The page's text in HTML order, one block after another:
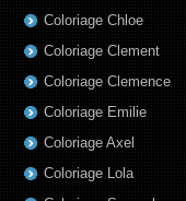
Coloriage Chloe
Coloriage Clement
Coloriage Clemence
Coloriage Emilie
Coloriage Axel
Coloriage Lola